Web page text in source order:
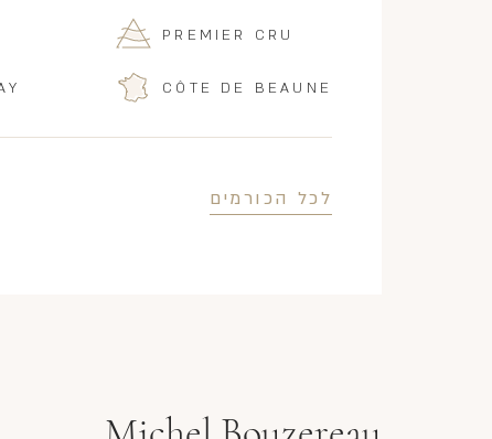
PREMIER CRU
CÔTE DE BEAUNE
לכל הכורמים